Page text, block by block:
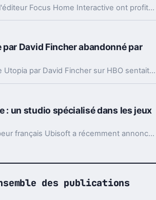
Le studio Deck13 et l'éditeur Focus Home Interactive ont profité de la Gamescom 2015 pour dévoiler une nouvelle licence : The Surge, un action-RPG qui se déroule dans un futur dystopique.
par David Fincher abandonné par
Le remake de la série Utopia par David Fincher sur HBO sentait le sapin depuis un moment et semble aujourd'hui bel et bien mort.
: un studio spécialisé dans les jeux
L'éditeur et développeur français Ubisoft a récemment annoncé l'ouverture d'une nouveau studio de développement. Baptisé Ubisoft Fun House, le studio aura pour but de développer des jeux originaux et à l'esprit indépendant sachant qu'il sera guidé par Patrick Plourde.
des publications